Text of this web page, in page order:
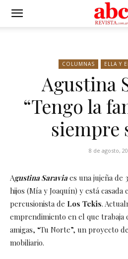
COLUMNAS ELLA Y
Agustina
“Tengo la
siempre
8 de agosto,
Agustina Saravia es una jujeña de
hijos (Mía y Joaquín) y está casada
percusionista de Los Tekis.
emprendimiento en el que trabaja
amigas, “Tu Norte”, un proyecto
mobiliario.